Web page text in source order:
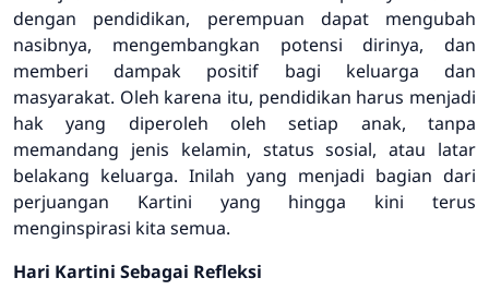
dengan pendidikan, perempuan dapat mengubah
nasibnya, mengembangkan potensi dirinya, dan
memberi dampak positif bagi keluarga dan
masyarakat. Oleh karena itu, pendidikan harus menjadi
hak yang diperoleh oleh setiap anak, tanpa
memandang jenis kelamin, status sosial, atau latar
belakang keluarga. Inilah yang menjadi bagian dari
perjuangan Kartini yang hingga kini terus
menginspirasi kita semua.
Hari Kartini Sebagai Refleksi